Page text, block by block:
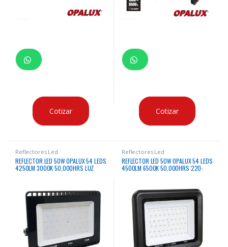
Cotizar Cotizar
Reflectores Led
REFLECTOR LED 50W OPALUX 54 LEDS
4250LM 3000K 50,000HRS LUZ
265V
Reflectores Led
REFLECTOR LED 50W OPALUX 54 LEDS
4500LM 6500K 50,000HRS 220-
BLANCA IP65 EXTERIORES